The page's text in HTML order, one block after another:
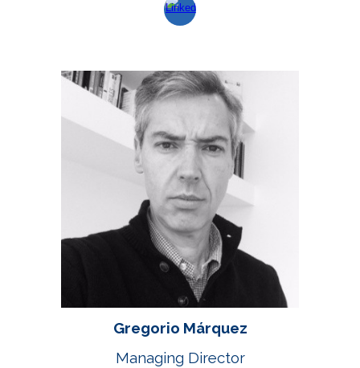
Gregorio Márquez
Managing Director